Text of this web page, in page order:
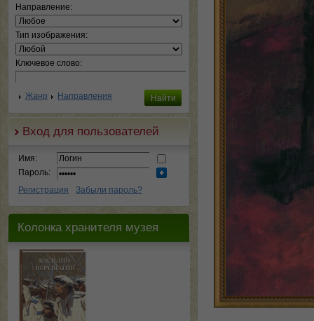
Направление:
Тип изображения:
Ключевое слово:
Жанр Направления
Вход для пользователей
Имя:
Пароль:
Регистрация
Забыли пароль?
Колонка хранителя музея